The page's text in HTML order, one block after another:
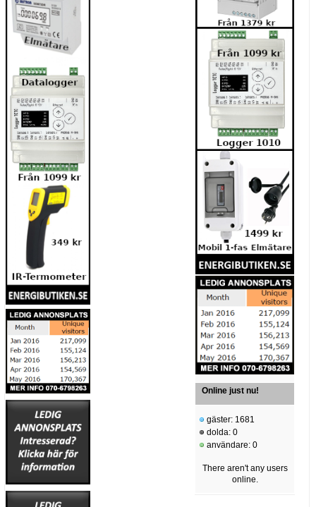
Online just nu!
gäster: 1681
dolda: 0
användare: 0
There aren't any users
online.